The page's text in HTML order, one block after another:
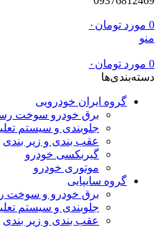
0 مورد تومان ۰
منو
0 مورد تومان ۰
دسته‌بندی‌ها
گروه ایران خودرویی
برق خودرو سوخت
جلوبندی و سیستم
عقب بندی و زیر بندی
گیربکسی خودرو
موتوری خودرو
گروه سایپایی
برق خودرو و سوخت
جلوبندی و سیستم
عقب بندی و زیر بندی